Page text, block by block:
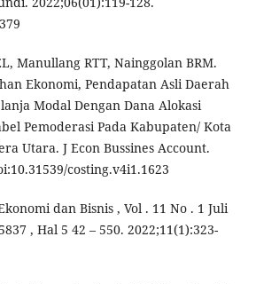
Manullang RTT, Nainggolan BRM.
Ekonomi, Pendapatan Asli Daerah
Modal Dengan Dana Alokasi
Pemoderasi Pada Kabupaten/ Kota
Utara. J Econ Bussines Account.
costing.v4i1.1623
dan Bisnis , Vol . 11 No . 1 Juli
, Hal 5 42 – 550. 2022;11(1):323-